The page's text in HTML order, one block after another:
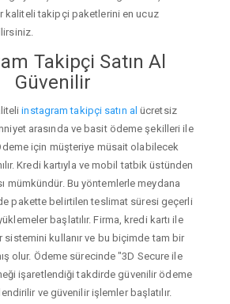
kaliteli takipçi paketlerini en ucuz
Takipçi Satın Al
Güvenilir
instagram takipçi satın al ücretsiz
arasında ve basit ödeme şekilleri ile
için müşteriye müsait olabilecek
Kredi kartıyla ve mobil tatbik üstünden
mümkündür. Bu yöntemlerle meydana
pakette belirtilen teslimat süresi geçerli
başlatılır. Firma, kredi kartı ile
sistemini kullanır ve bu biçimde tam bir
olur. Ödeme sürecinde "3D Secure ile
işaretlendiği takdirde güvenilir ödeme
ve güvenilir işlemler başlatılır.